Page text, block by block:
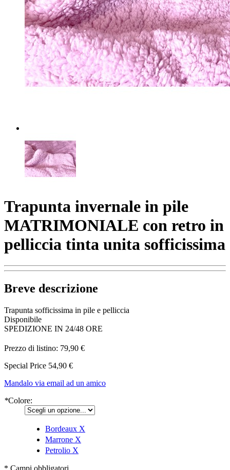
Trapunta invernale in pile
MATRIMONIALE con retro in
pelliccia tinta unita sofficissima
Breve descrizione
Trapunta sofficissima in pile e pelliccia
Disponibile
SPEDIZIONE IN 24/48 ORE
Prezzo di listino: 79,90 €
Special Price 54,90 €
Mandalo via email ad un amico
*Colore:
Bordeaux X
Marrone X
Petrolio X
* Campi obbligatori